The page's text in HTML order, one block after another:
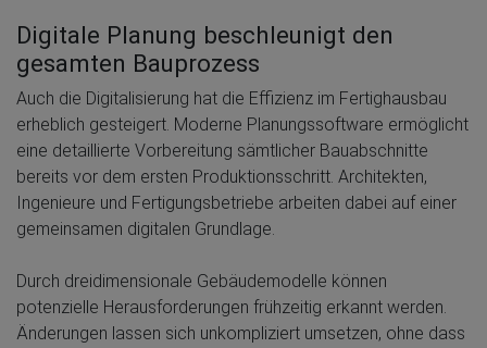
Digitale Planung beschleunigt den
gesamten Bauprozess
Auch die Digitalisierung hat die Effizienz im Fertighausbau
erheblich gesteigert. Moderne Planungssoftware ermöglicht
eine detaillierte Vorbereitung sämtlicher Bauabschnitte
bereits vor dem ersten Produktionsschritt. Architekten,
Ingenieure und Fertigungsbetriebe arbeiten dabei auf einer
gemeinsamen digitalen Grundlage.
Durch dreidimensionale Gebäudemodelle können
potenzielle Herausforderungen frühzeitig erkannt werden.
Änderungen lassen sich unkompliziert umsetzen, ohne dass